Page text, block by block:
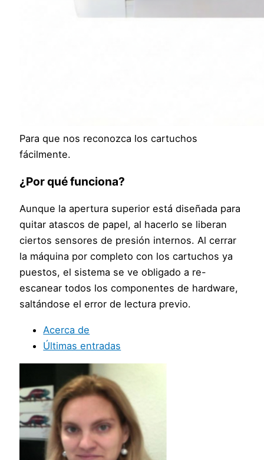
Para que nos reconozca los cartuchos
fácilmente.
¿Por qué funciona?
Aunque la apertura superior está diseñada para
quitar atascos de papel, al hacerlo se liberan
ciertos sensores de presión internos. Al cerrar
la máquina por completo con los cartuchos ya
puestos, el sistema se ve obligado a re-
escanear todos los componentes de hardware,
saltándose el error de lectura previo.
Acerca de
Últimas entradas